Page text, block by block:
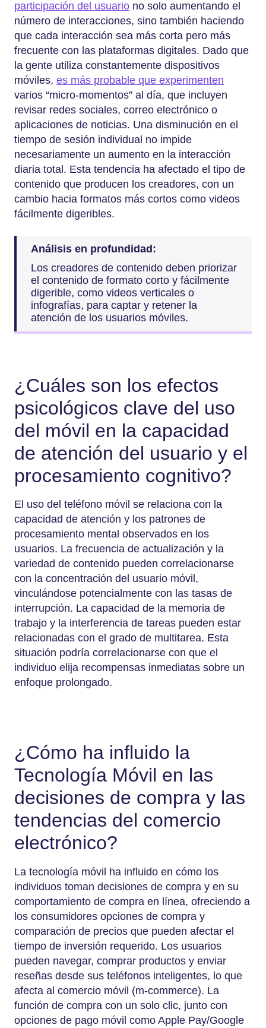
participación del usuario no solo aumentando el
número de interacciones, sino también haciendo
que cada interacción sea más corta pero más
frecuente con las plataformas digitales. Dado que
la gente utiliza constantemente dispositivos
móviles, es más probable que experimenten
varios “micro-momentos” al día, que incluyen
revisar redes sociales, correo electrónico o
aplicaciones de noticias. Una disminución en el
tiempo de sesión individual no impide
necesariamente un aumento en la interacción
diaria total. Esta tendencia ha afectado el tipo de
contenido que producen los creadores, con un
cambio hacia formatos más cortos como videos
fácilmente digeribles.
Análisis en profundidad:
Los creadores de contenido deben priorizar
el contenido de formato corto y fácilmente
digerible, como videos verticales o
infografías, para captar y retener la
atención de los usuarios móviles.
¿Cuáles son los efectos
psicológicos clave del uso
del móvil en la capacidad
de atención del usuario y el
procesamiento cognitivo?
El uso del teléfono móvil se relaciona con la
capacidad de atención y los patrones de
procesamiento mental observados en los
usuarios. La frecuencia de actualización y la
variedad de contenido pueden correlacionarse
con la concentración del usuario móvil,
vinculándose potencialmente con las tasas de
interrupción. La capacidad de la memoria de
trabajo y la interferencia de tareas pueden estar
relacionadas con el grado de multitarea. Esta
situación podría correlacionarse con que el
individuo elija recompensas inmediatas sobre un
enfoque prolongado.
¿Cómo ha influido la
Tecnología Móvil en las
decisiones de compra y las
tendencias del comercio
electrónico?
La tecnología móvil ha influido en cómo los
individuos toman decisiones de compra y en su
comportamiento de compra en línea, ofreciendo a
los consumidores opciones de compra y
comparación de precios que pueden afectar el
tiempo de inversión requerido. Los usuarios
pueden navegar, comprar productos y enviar
reseñas desde sus teléfonos inteligentes, lo que
afecta al comercio móvil (m-commerce). La
función de compra con un solo clic, junto con
opciones de pago móvil como Apple Pay/Google